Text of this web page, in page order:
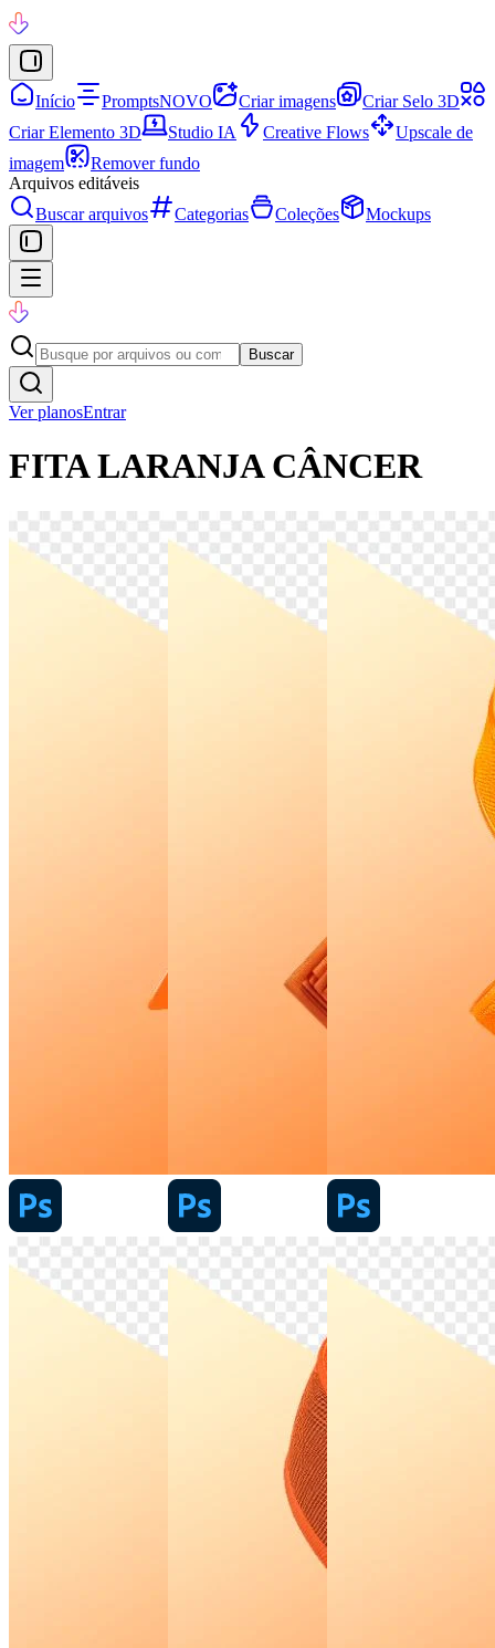
Início PromptsNOVO Criar imagens
Criar Selo 3D
Criar Elemento 3D
Studio IA Creative Flows
Upscale de
imagem
Remover fundo
Arquivos editáveis
Buscar arquivos
Categorias Coleções Mockups
Buscar
Ver planosEntrar
FITA LARANJA CÂNCER